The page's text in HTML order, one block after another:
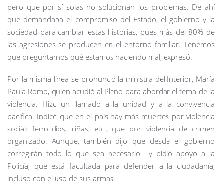
pero que por sí solas no solucionan los problemas. De ahí
que demandaba el compromiso del Estado, el gobierno y la
sociedad para cambiar estas historias, pues más del 80% de
las agresiones se producen en el entorno familiar. Tenemos
que preguntarnos qué estamos haciendo mal, expresó.
Por la misma línea se pronunció la ministra del Interior, María
Paula Romo, quien acudió al Pleno para abordar el tema de la
violencia. Hizo un llamado a la unidad y a la convivencia
pacífica. Indicó que en el país hay más muertes por violencia
social: femicidios, riñas, etc., que por violencia de crimen
organizado. Aunque, también dijo que desde el gobierno
corregirán todo lo que sea necesario y pidió apoyo a la
Policía, que está facultada para defender a la ciudadanía,
incluso con el uso de sus armas.